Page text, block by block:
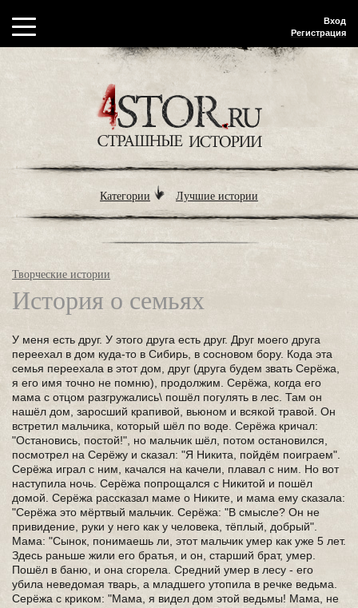
Вход
Регистрация
Категории Лучшие истории
Творческие истории
История о семьях
У меня есть друг. У этого друга есть друг. Друг моего друга
переехал в дом куда-то в Сибирь, в сосновом бору. Кода эта
семья переехала в этот дом, друг (друга будем звать Серёжа,
я его имя точно не помню), продолжим. Серёжа, когда его
мама с отцом разгружались\ пошёл погулять в лес. Там он
нашёл дом, заросший крапивой, вьюном и всякой травой. Он
встретил мальчика, который шёл по воде. Серёжа кричал:
"Остановись, постой!", но мальчик шёл, потом остановился,
посмотрел на Серёжу и сказал: "Я Никита, пойдём поиграем".
Серёжа играл с ним, качался на качели, плавал с ним. Но вот
наступила ночь. Серёжа попрощался с Никитой и пошёл
домой. Серёжа рассказал маме о Никите, и мама ему сказала:
"Серёжа это мёртвый мальчик. Серёжа: "В смысле? Он не
привидение, руки у него как у человека, тёплый, добрый".
Мама: "Сынок, понимаешь ли, этот мальчик умер как уже 5 лет.
Здесь раньше жили его братья, и он, старший брат, умер.
Пошёл в баню, и она сгорела. Средний умер в лесу - его
убила неведомая тварь, а младшего утопила в речке ведьма.
Серёжа с криком: "Мама, я видел дом этой ведьмы! Мама, не